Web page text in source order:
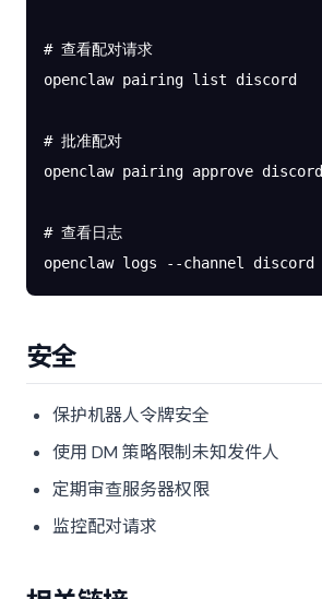
# 查看配对请求
openclaw pairing list discord
# 批准配对
openclaw pairing approve discord
# 查看日志
openclaw logs --channel discord
安全
保护机器人令牌安全
使用 DM 策略限制未知发件人
定期审查服务器权限
监控配对请求